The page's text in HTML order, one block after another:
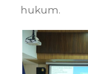
hukum.